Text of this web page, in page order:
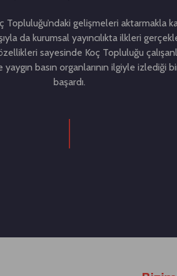
Topluluğu’ndaki gelişmeleri aktarmakla
da kurumsal yayıncılıkta ilkleri
sayesinde Koç Topluluğu
yaygın basın organlarının ilgiyle izlediği
başardı.